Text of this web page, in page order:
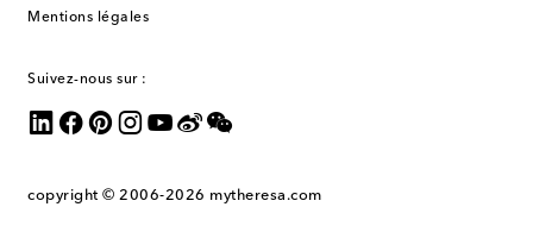
Mentions légales
Suivez-nous sur :
copyright © 2006-2026 mytheresa.com